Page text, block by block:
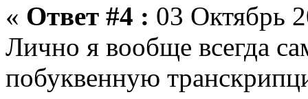
« Ответ #4 : 03 Октябрь
Лично я вообще всегда
побуквенную